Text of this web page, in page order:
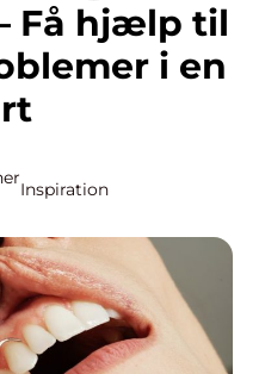
Få hjælp til
i en
Inspiration